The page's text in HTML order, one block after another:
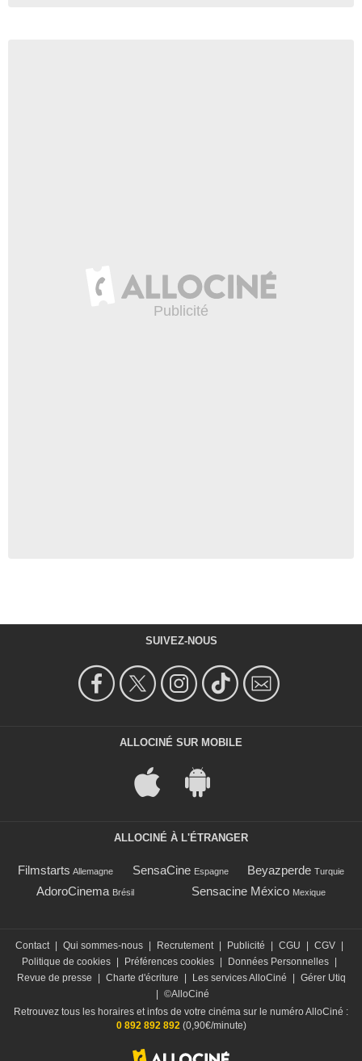
SUIVEZ-NOUS
ALLOCINÉ SUR MOBILE
ALLOCINÉ À L'ÉTRANGER
Filmstarts Allemagne SensaCine Espagne Beyazperde Turquie
AdoroCinema Brésil Sensacine México Mexique
Contact Qui sommes-nous Recrutement Publicité CGU CGV
Politique de cookies
Préférences cookies Données Personnelles
Revue de presse
Charte d'écriture Les services AlloCiné
Gérer Utiq
©AlloCiné
Retrouvez tous les horaires et infos de votre cinéma sur le numéro AlloCiné :
0 892 892 892(0,90€/minute)